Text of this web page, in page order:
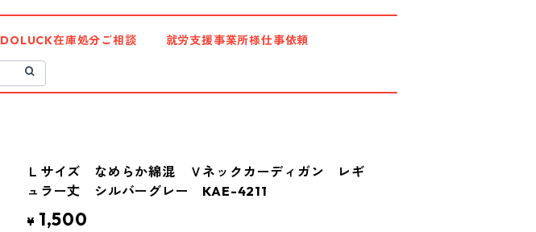
DOLUCK在庫処分ご相談 就労支援事業所様仕事依頼
Ｌサイズ なめらか綿混 Ｖネックカーディガン レギ
ュラー丈 シルバーグレー KAE-4211
¥ 1,500